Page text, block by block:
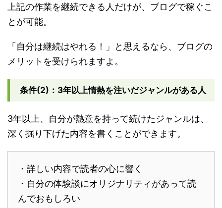
上記の作業を継続できる人だけが、ブログで稼ぐこ
とが可能。
「自分は継続はやれる！」と思えるなら、ブログの
メリットを受けられますよ。
条件(2)：3年以上情熱を注いだジャンルがある人
3年以上、自分が熱意を持って続けたジャンルは、
深く掘り下げた内容を書くことができます。
・詳しい内容で読者の心に響く
・自分の体験談にオリジナリティがあって読
んでおもしろい